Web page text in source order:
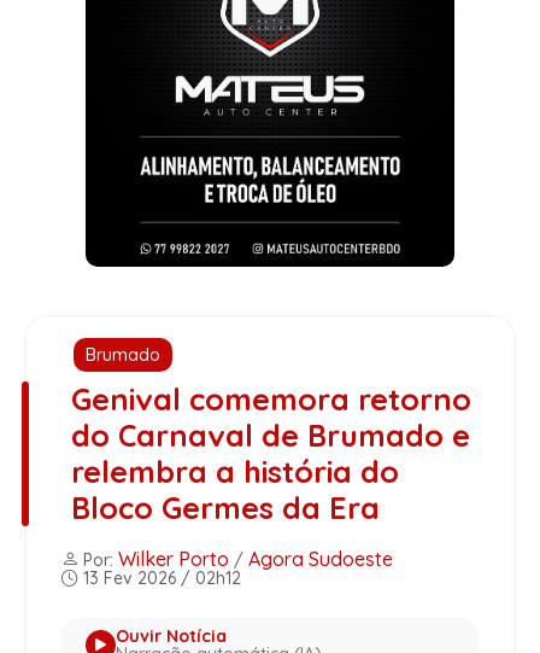
Brumado
Genival comemora retorno
do Carnaval de Brumado e
relembra a história do
Bloco Germes da Era
Por: Wilker Porto / Agora Sudoeste
13 Fev 2026 / 02h12
Ouvir Notícia